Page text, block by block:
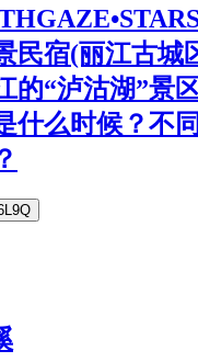
民宿(丽江古城
的“泸沽湖”景
什么时候？不